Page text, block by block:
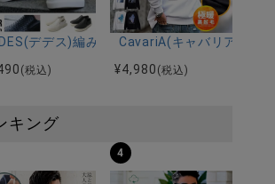
色)レースアップローカットスニーカー/全1色
デデス)編みこみ柄スリッポンスニーカー
(税込)
CavariA(キャバリア)花長
¥4,980 (税込)
キング
4